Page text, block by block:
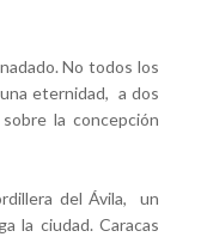
No todos los
eternidad, a dos
la concepción
del Ávila, un
la ciudad. Caracas